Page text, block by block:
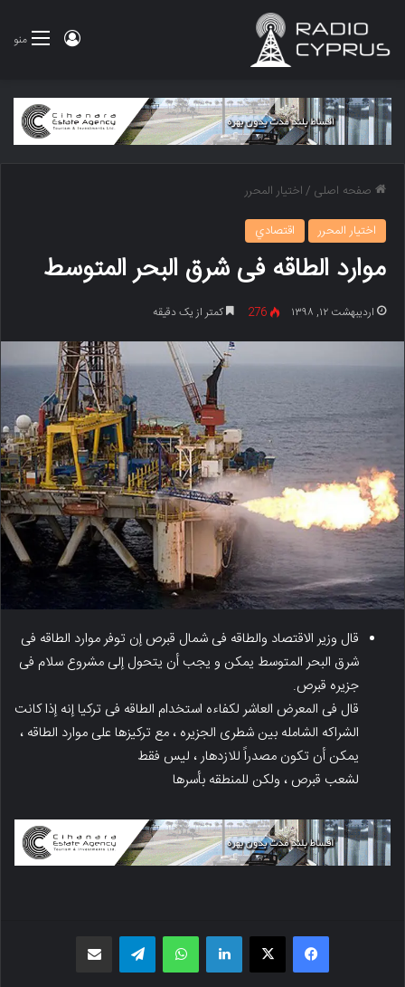
منو ورود
صفحه اصلی /اختيار المحرر
اختيار المحرر
اقتصادي
موارد الطاقه فی شرق البحر المتوسط
اردیبهشت ۱۲, ۱۳۹۸ 276 کمتر از یک دقیقه
قال وزیر الاقتصاد والطاقه فی شمال قبرص إن توفر موارد الطاقه فی
شرق البحر المتوسط ​​یمکن و یجب أن یتحول إلى مشروع سلام فی
جزیره قبرص.
قال فی المعرض العاشر لکفاءه استخدام الطاقه فی ترکیا إنه إذا کانت
الشراکه الشامله بین شطری الجزیره ، مع ترکیزها على موارد الطاقه ،
یمکن أن تکون مصدراً للازدهار ، لیس فقط
لشعب قبرص ، ولکن للمنطقه بأسرها
فیسبوک X لینکدین واتس اپ